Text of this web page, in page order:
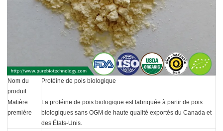
Nom du
produit
Protéine de pois biologique
Matière
première
La protéine de pois biologique est fabriquée à partir de pois
biologiques sans OGM de haute qualité exportés du Canada et
des États-Unis.